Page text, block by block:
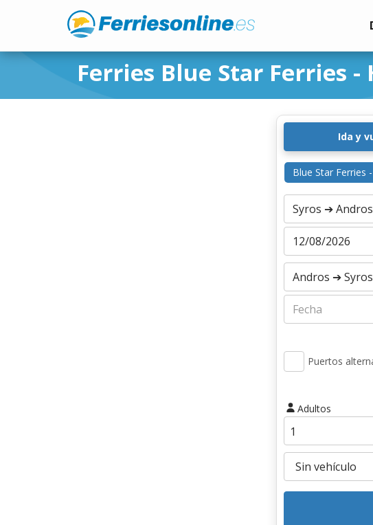
Ferries Blue Star Ferries -
Ida y
Blue Star Ferries
Puertos
Adultos